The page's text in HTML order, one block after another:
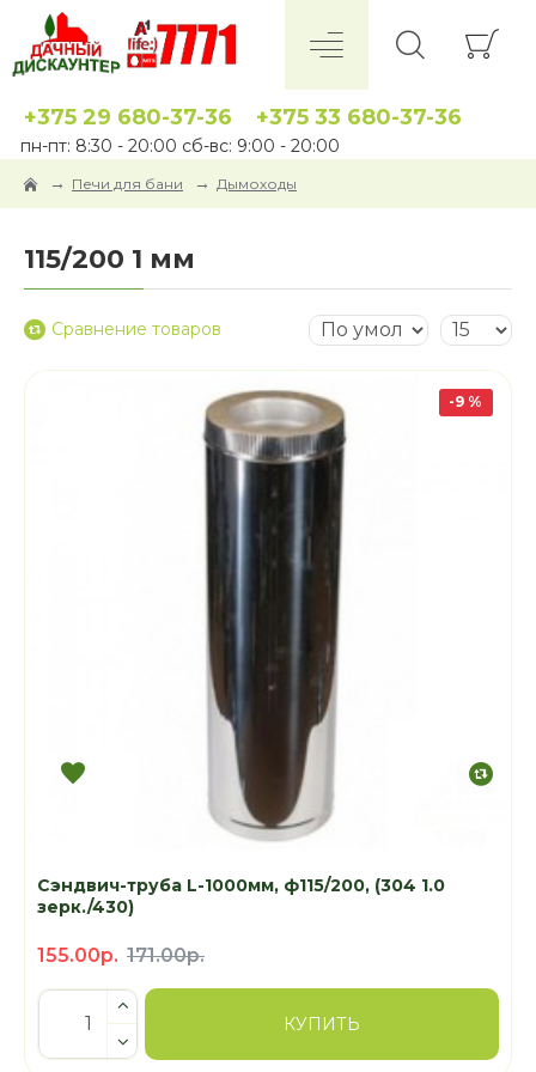
+375 29 680-37-36 +375 33 680-37-36
пн-пт: 8:30 - 20:00 сб-вс: 9:00 - 20:00
Печи для бани Дымоходы
115/200 1 мм
Сравнение товаров
-9 %
Сэндвич-труба L-1000мм, ф115/200, (304 1.0
зерк./430)
155.00р. 171.00р.
КУПИТЬ